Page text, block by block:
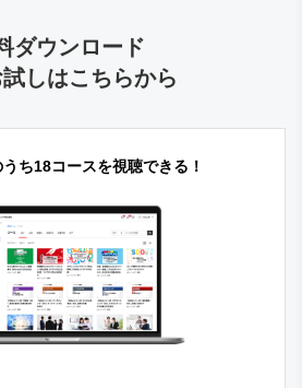
ダウンロード
しはこちらから
ち18コースを視聴できる！